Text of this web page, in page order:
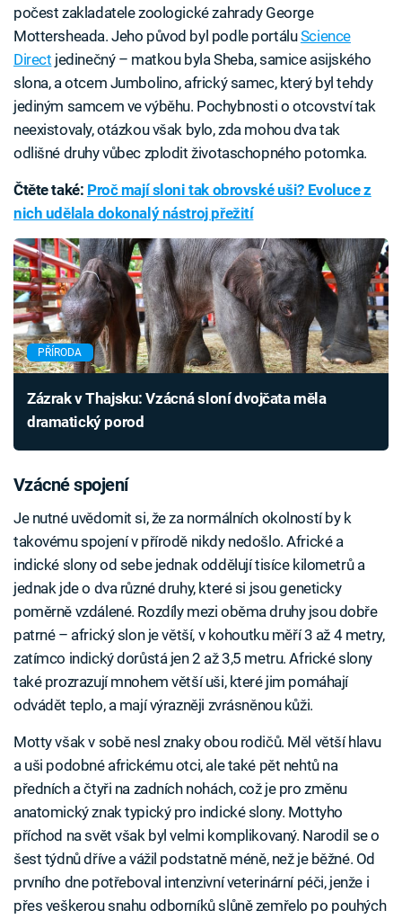
počest zakladatele zoologické zahrady George
Mottersheada. Jeho původ byl podle portáluScience
Direct jedinečný – matkou byla Sheba, samice asijského
slona, a otcem Jumbolino, africký samec, který byl tehdy
jediným samcem ve výběhu. Pochybnosti o otcovství tak
neexistovaly, otázkou však bylo, zda mohou dva tak
odlišné druhy vůbec zplodit životaschopného potomka.
Čtěte také: Proč mají sloni tak obrovské uši? Evoluce z
nich udělala dokonalý nástroj přežití
PŘÍRODA
Zázrak v Thajsku: Vzácná sloní dvojčata měla
dramatický porod
Vzácné spojení
Je nutné uvědomit si, že za normálních okolností by k
takovému spojení v přírodě nikdy nedošlo. Africké a
indické slony od sebe jednak oddělují tisíce kilometrů a
jednak jde o dva různé druhy, které si jsou geneticky
poměrně vzdálené. Rozdíly mezi oběma druhy jsou dobře
patrné – africký slon je větší, v kohoutku měří 3 až 4 metry,
zatímco indický dorůstá jen 2 až 3,5 metru. Africké slony
také prozrazují mnohem větší uši, které jim pomáhají
odvádět teplo, a mají výrazněji zvrásněnou kůži.
Motty však v sobě nesl znaky obou rodičů. Měl větší hlavu
a uši podobné africkému otci, ale také pět nehtů na
předních a čtyři na zadních nohách, což je pro změnu
anatomický znak typický pro indické slony. Mottyho
příchod na svět však byl velmi komplikovaný. Narodil se o
šest týdnů dříve a vážil podstatně méně, než je běžné. Od
prvního dne potřeboval intenzivní veterinární péči, jenže i
přes veškerou snahu odborníků slůně zemřelo po pouhých